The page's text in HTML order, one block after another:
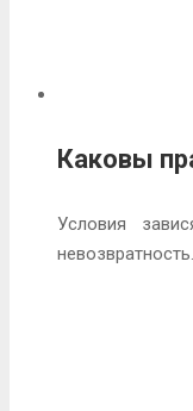
Каковы
Условия
невозвратность.